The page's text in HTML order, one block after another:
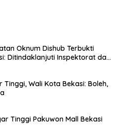
Oknum Dishub Terbukti
Ditindaklanjuti Inspektorat dan
Tinggi, Wali Kota Bekasi: Boleh,
Tinggi Pakuwon Mall Bekasi